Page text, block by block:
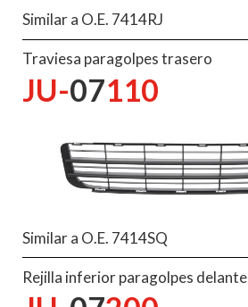
Similar a O.E. 7414RJ
Traviesa paragolpes trasero
JU-07110
Similar a O.E. 7414SQ
Rejilla inferior paragolpes